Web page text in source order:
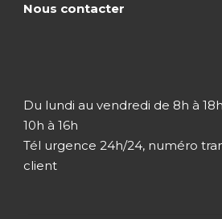
Nous contacter
Du lundi au vendredi de 8h à
10h à 16h
Tél urgence 24h/24, numéro
client